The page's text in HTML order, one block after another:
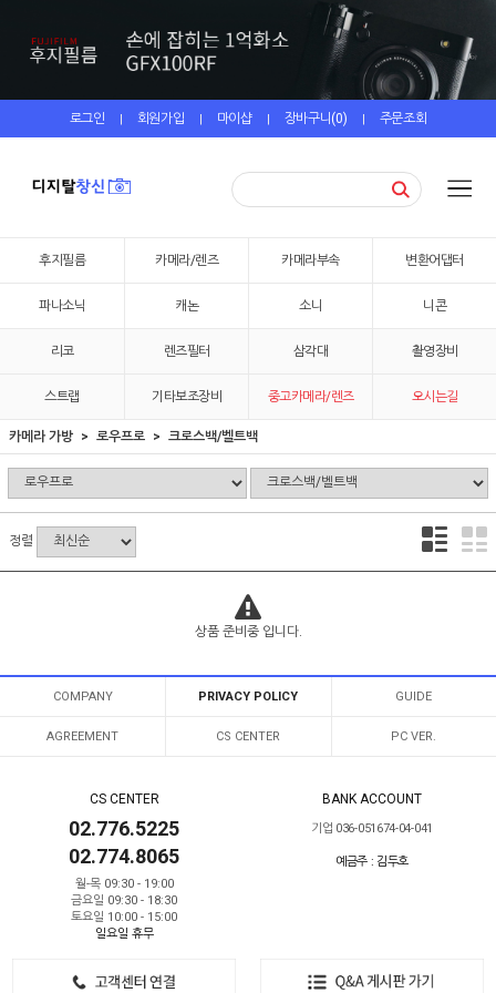
로그인 | 회원가입 | 마이샵 | 장바구니(0) | 주문조회
후지필름 카메라/렌즈 카메라부속 변환어댑터
파나소닉 캐논 소니 니콘
리코 렌즈필터 삼각대 촬영장비
스트랩 기타보조장비 중고카메라/렌즈 오시는길
카메라 가방 로우프로 크로스백/벨트백
정렬
상품 준비중 입니다.
COMPANY PRIVACY POLICY GUIDE
AGREEMENT CS CENTER PC VER.
CS CENTER
02.776.5225
02.774.8065
월-목 09:30 - 19:00
금요일 09:30 - 18:30
토요일 10:00 - 15:00
일요일 휴무
BANK ACCOUNT
기업 036-051674-04-041
예금주 : 김두호